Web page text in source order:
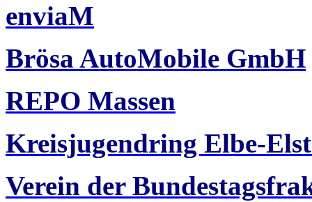
enviaM
Brösa AutoMobile GmbH
REPO Massen
Kreisjugendring Elbe-
Verein der